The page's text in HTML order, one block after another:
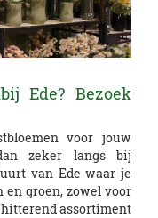
Ede? Bezoek
voor jouw
zeker langs bij
van Ede waar je
en groen, zowel voor
assortiment